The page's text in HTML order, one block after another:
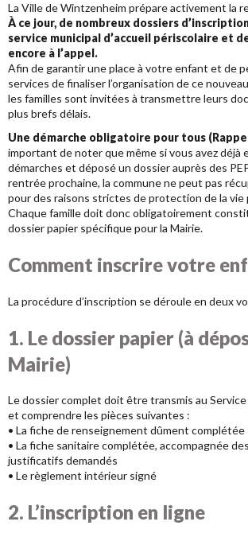
La Ville de Wintzenheim prépare activement la
À ce jour, de nombreux dossiers
service municipal d’accueil périscolaire et
encore à l’appel.
Afin de garantir une place à votre enfant et de
services de finaliser l’organisation de ce
les familles sont invitées à transmettre leurs
plus brefs délais.
Une démarche obligatoire pour tous
important de noter que même si vous avez déjà
démarches et déposé un dossier auprès des
rentrée prochaine, la commune ne peut pas
pour des raisons strictes de protection de la vie
Chaque famille doit donc obligatoirement
dossier papier spécifique pour la Mairie.
Comment inscrire votre
La procédure d’inscription se déroule en deux
1. Le dossier papier (à
Mairie)
Le dossier complet doit être transmis au
et comprendre les pièces suivantes :
• La fiche de renseignement dûment complétée
• La fiche sanitaire complétée, accompagnée
justificatifs demandés
• Le règlement intérieur signé
2. L’inscription en ligne